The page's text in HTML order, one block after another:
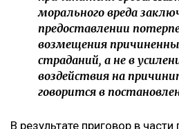
Что решил суд
Судебная коллегия оставила
удовлетворения, подчеркнув,
изменения размера
постановлении отмечается,
суда и производится с учетом